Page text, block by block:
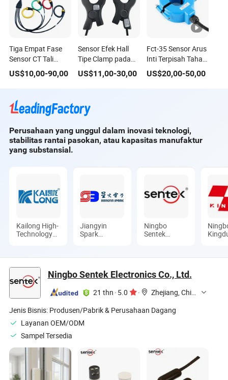
Tiga Empat Fase
Sensor CT Tali
200ka
1000A/100mv
Transformator
Arus Fleksibel Koil
US$10,00-90,00
Sensor Efek Hall
Tipe Clamp pada
Xh-Sct-S24-
200A/2.5V±0.625V
US$11,00-30,00
Fct-35 Sensor Arus
Inti Terpisah Tahan
Air dan Anti-UV
US$20,00-50,00
Perusahaan yang unggul dalam inovasi teknologi,
stabilitas rantai pasokan, atau kapasitas manufaktur
yang substansial.
Kailong High-
Technology
Jiangyin
Spark
Co., Ltd.
Ningbo
Sentek
Ltd.
Ningbo Sentek Electronics Co., Ltd.
21 thn · 5.0 ·
Zhejiang, China
Jenis Bisnis: Produsen/Pabrik & Perusahaan Dagang
Layanan OEM/ODM
Sampel Tersedia